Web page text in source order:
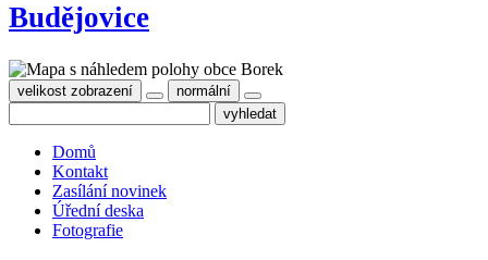
Budějovice
velikost zobrazení normální
Domů
Kontakt
Zasílání novinek
Úřední deska
Fotografie